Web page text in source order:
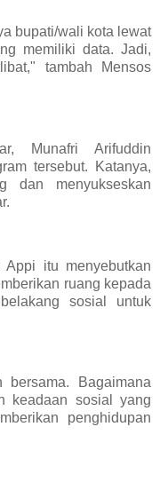
bupati/wali kota lewat
memiliki data. Jadi,
tambah Mensos
Munafri Arifuddin
tersebut. Katanya,
dan menyukseskan
itu menyebutkan
ruang kepada
sosial untuk
bersama. Bagaimana
keadaan sosial yang
penghidupan